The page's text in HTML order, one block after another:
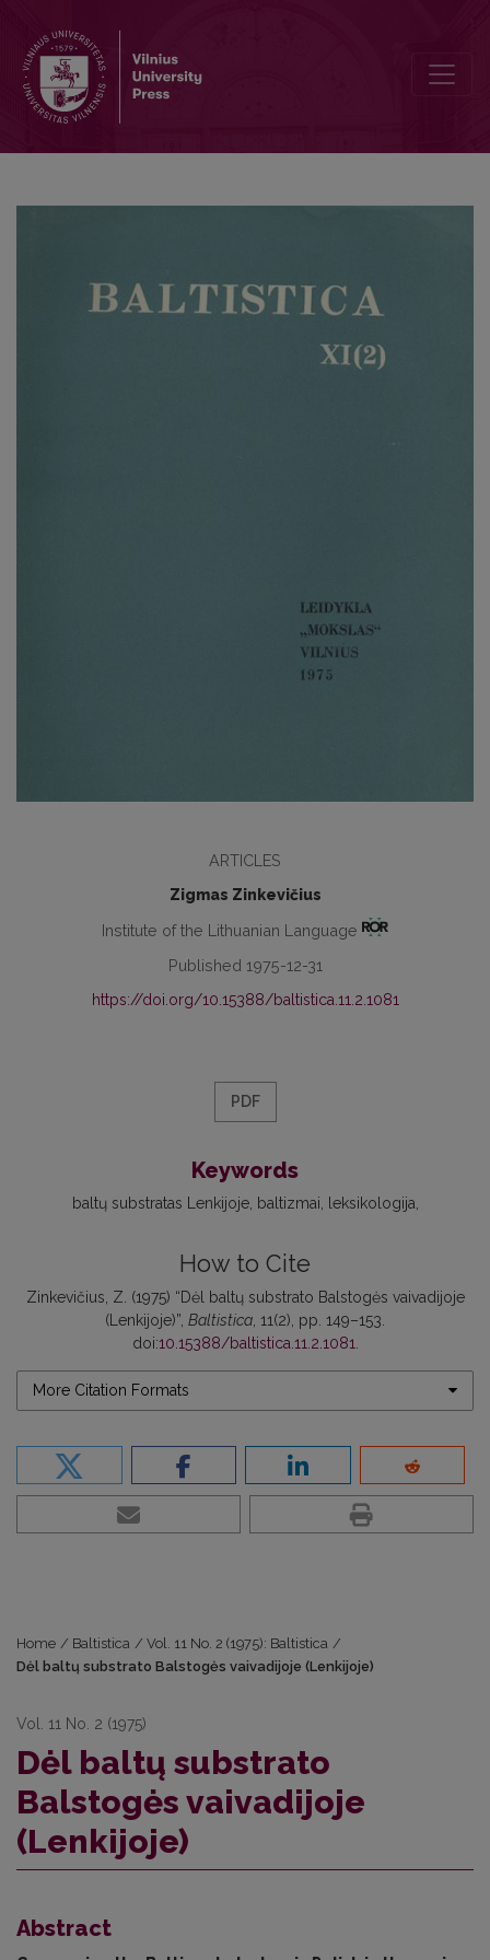
ARTICLES
Zigmas Zinkevičius
Institute of the Lithuanian Language
Published 1975-12-31
https://doi.org/10.15388/baltistica.11.2.1081
PDF
Keywords
baltų substratas Lenkijoje baltizmai leksikologija
How to Cite
Zinkevičius, Z. (1975) “Dėl baltų substrato Balstogės vaivadijoje
(Lenkijoje)”, Baltistica , 11(2), pp. 149–153.
doi:10.15388/baltistica.11.2.1081
More Citation Formats
Home / Baltistica / Vol. 11 No. 2 (1975): Baltistica /
Dėl baltų substrato Balstogės vaivadijoje (Lenkijoje)
Vol. 11 No. 2 (1975)
Dėl baltų substrato
Balstogės vaivadijoje
(Lenkijoje)
Abstract